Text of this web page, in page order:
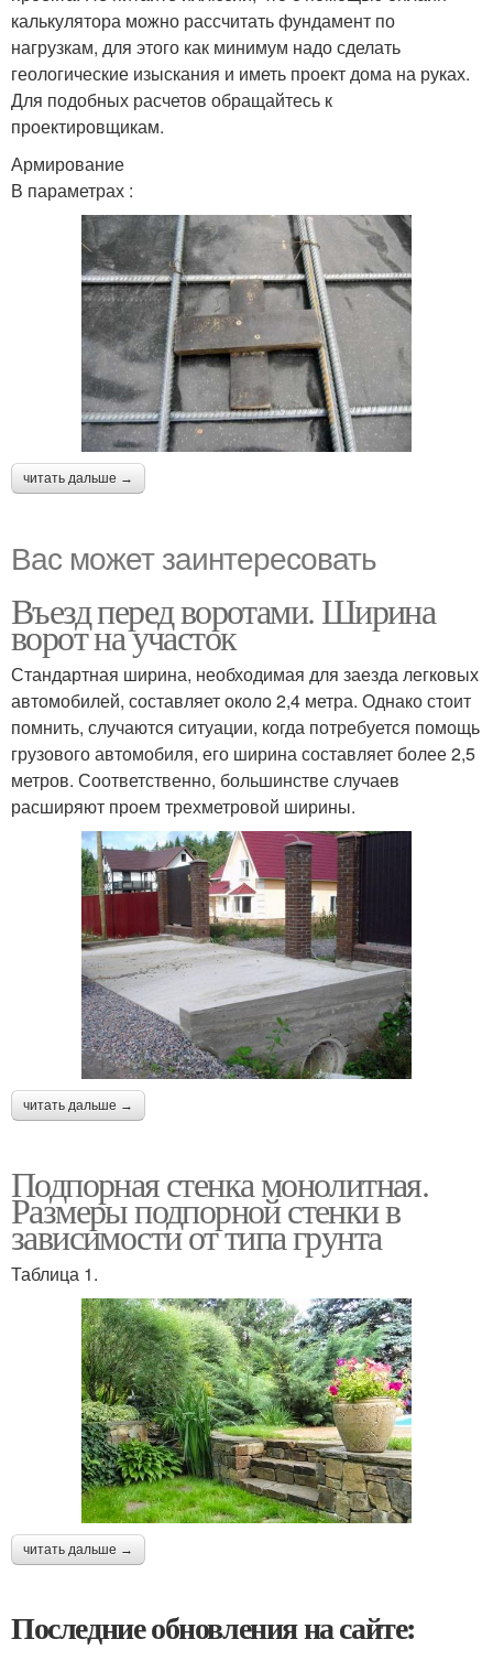
калькулятора можно рассчитать фундамент по
нагрузкам, для этого как минимум надо сделать
геологические изыскания и иметь проект дома на руках.
Для подобных расчетов обращайтесь к
проектировщикам.
Армирование
В параметрах :
читать дальше →
Вас может заинтересовать
Въезд перед воротами. Ширина
ворот на участок
Стандартная ширина, необходимая для заезда легковых
автомобилей, составляет около 2,4 метра. Однако стоит
помнить, случаются ситуации, когда потребуется помощь
грузового автомобиля, его ширина составляет более 2,5
метров. Соответственно, большинстве случаев
расширяют проем трехметровой ширины.
читать дальше →
Подпорная стенка монолитная.
Размеры подпорной стенки в
зависимости от типа грунта
Таблица 1.
читать дальше →
Последние обновления на сайте: